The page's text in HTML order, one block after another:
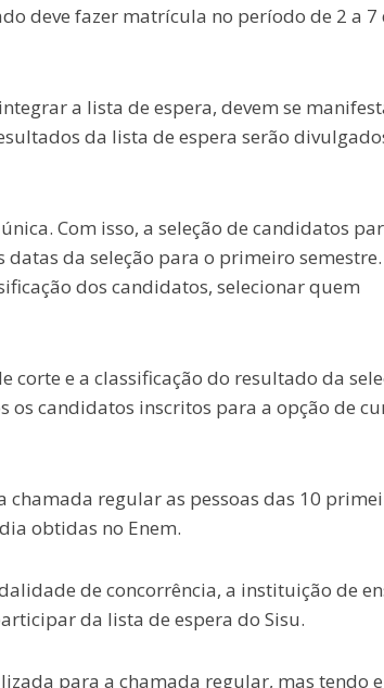
deve fazer matrícula no período de 2 a 7
a lista de espera, devem se
da lista de espera serão
Com isso, a seleção de candidatos
datas da seleção para o primeiro semestre.
dos candidatos, selecionar quem
e a classificação do resultado da
os candidatos inscritos para a opção de
chamada regular as pessoas das 10
obtidas no Enem.
de concorrência, a instituição de
da lista de espera do Sisu.
para a chamada regular, mas tendo